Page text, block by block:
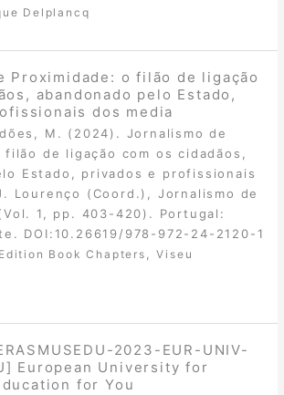
Delplancq
Proximidade: o filão de ligação
abandonado pelo Estado,
dos media
M. (2024). Jornalismo de
filão de ligação com os cidadãos,
Estado, privados e profissionais
Lourenço (Coord.), Jornalismo de
1, pp. 403-420). Portugal:
DOI:10.26619/978-972-24-2120-1
Book Chapters ,Viseu
2023-EUR-UNIV-
European University for
for You